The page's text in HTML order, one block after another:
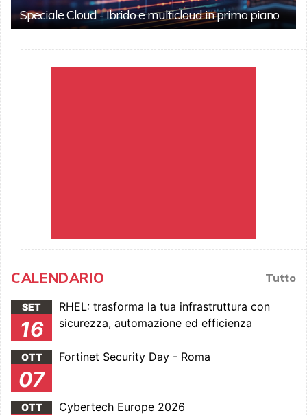
Speciale Cloud - Ibrido e multicloud in primo piano
CALENDARIO Tutto
SET
16
RHEL: trasforma la tua infrastruttura con
sicurezza, automazione ed efficienza
OTT
07
Fortinet Security Day - Roma
OTT Cybertech Europe 2026